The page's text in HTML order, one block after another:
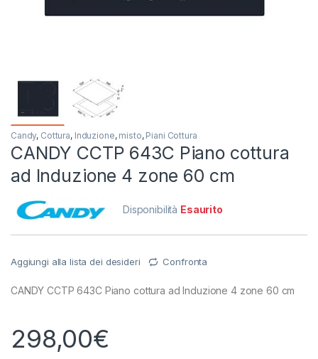
Candy, Cottura, Induzione, misto, Piani Cottura
CANDY CCTP 643C Piano cottura
ad Induzione 4 zone 60 cm
Disponibilità Esaurito
Aggiungi alla lista dei desideri Confronta
CANDY CCTP 643C Piano cottura ad Induzione 4 zone 60 cm
298,00€